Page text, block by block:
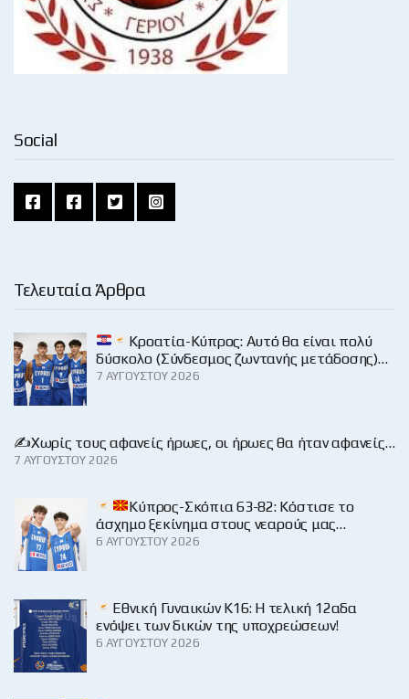
Social
Τελευταία Άρθρα
Κροατία-Κύπρος: Αυτό θα είναι πολύ
δύσκολο (Σύνδεσμος ζωντανής μετάδοσης)…
7 ΑΥΓΟΎΣΤΟΥ 2026
✍️Χωρίς τους αφανείς ήρωες, οι ήρωες θα ήταν αφανείς…
7 ΑΥΓΟΎΣΤΟΥ 2026
Κύπρος-Σκόπια 63-82: Κόστισε το
άσχημο ξεκίνημα στους νεαρούς μας…
6 ΑΥΓΟΎΣΤΟΥ 2026
Εθνική Γυναικών Κ16: Η τελική 12αδα
ενόψει των δικών της υποχρεώσεων!
6 ΑΥΓΟΎΣΤΟΥ 2026